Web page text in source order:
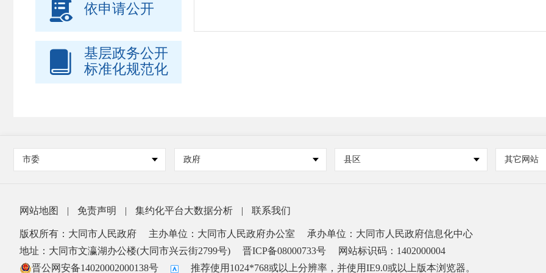
 依申请公开

基层政务公开
标准化规范化
市委 政府 县区 其它网站
网站地图 | 免责声明 | 集约化平台大数据分析 | 联系我们
版权所有：大同市人民政府 主办单位：大同市人民政府办公室
承办单位：大同市人民政府信息化中心
地址：大同市文瀛湖办公楼(大同市兴云街2799号)
晋ICP备08000733号
网站标识码：1402000004
晋公网安备14020002000138号
推荐使用1024*768或以上分辨率，并使用IE9.0或以上版本浏览器。